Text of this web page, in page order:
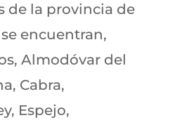
de la provincia de
encuentran,
Almodóvar del
Cabra,
Espejo,